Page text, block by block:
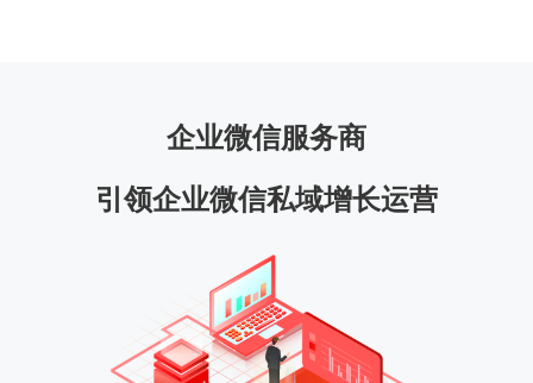
企业微信服务商
引领企业微信私域增长运营